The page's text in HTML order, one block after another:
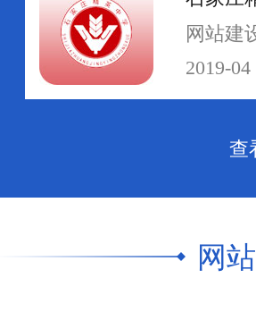
网站建
2019-04
河北传
网